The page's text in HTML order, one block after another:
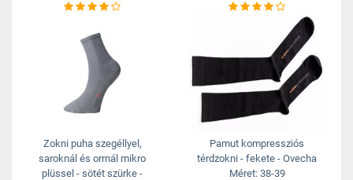
Zokni puha szegéllyel,
saroknál és orrnál mikro
plüssel - sötét szürke -
Pamut kompressziós
térdzokni - fekete - Ovecha
Méret: 38-39